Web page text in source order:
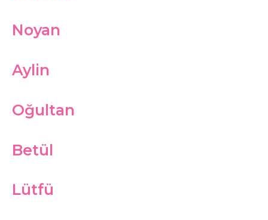
Noyan
Aylin
Oğultan
Betül
Lütfü